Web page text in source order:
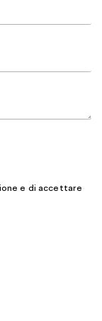
e di accettare